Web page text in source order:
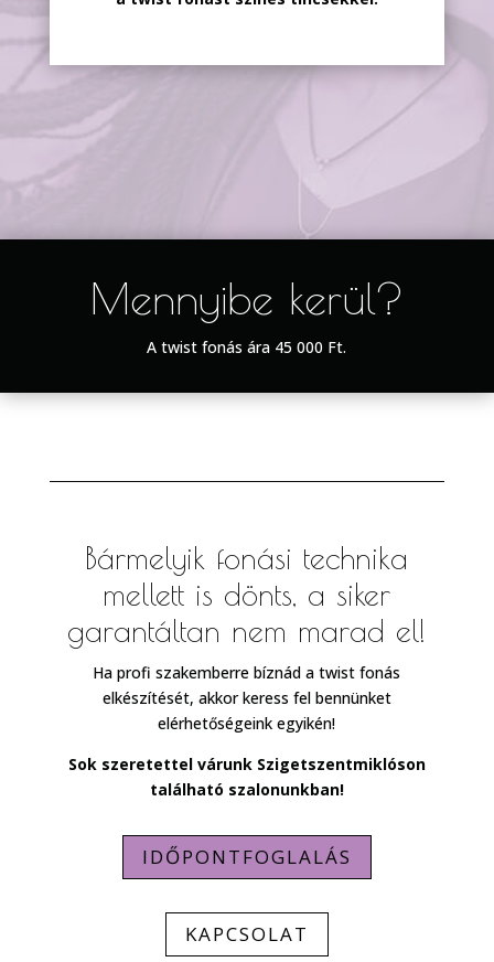
Mennyibe kerül?
A twist fonás ára 45 000 Ft.
Bármelyik fonási technika
mellett is dönts, a siker
garantáltan nem marad el!
Ha profi szakemberre bíznád a twist fonás
elkészítését, akkor keress fel bennünket
elérhetőségeink egyikén!
Sok szeretettel várunk Szigetszentmiklóson
található szalonunkban!
IDŐPONTFOGLALÁS
KAPCSOLAT